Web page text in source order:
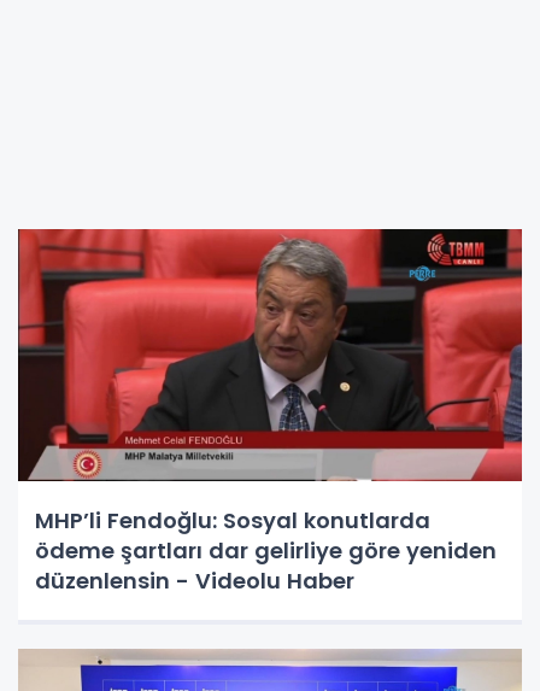
MHP’li Fendoğlu: Sosyal konutlarda
ödeme şartları dar gelirliye göre yeniden
düzenlensin - Videolu Haber